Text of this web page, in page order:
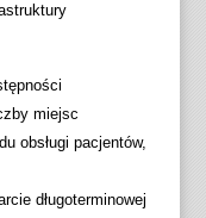
miejsc
obsługi pacjentów,
długoterminowej